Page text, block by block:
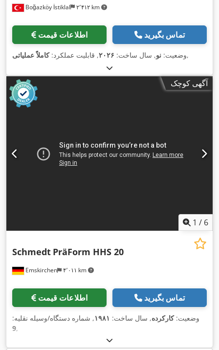
Boğazköy İstiklal ۲٬۴۱۲ km
اطلاعات قیمت تماس بگیرید
وضعیت: نو, سال ساخت: ۲۰۲۶, قابلیت عملکرد:کاملاً عملیاتی ,
آگهی کوچک
1 / 6
Emskirchen ۴٬۰۱۱ km
Schmedt PräForm HHS 20
اطلاعات قیمت تماس بگیرید
وضعیت:کارکرده, سال ساخت: ۱۹۸۱, شماره دستگاه/وسیله نقلیه:
9,